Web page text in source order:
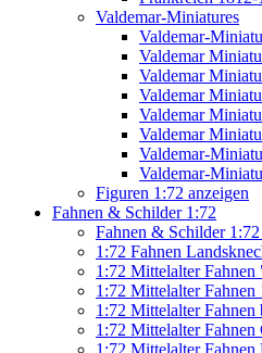
Valdemar-Miniatures
Valdemar-
Valdemar
Valdemar
Valdemar
Valdemar
Valdemar
Valdemar-
Valdemar-
Figuren 1:72 anzeigen
Fahnen & Schilder 1:72
Fahnen & Schilder 1:72
1:72 Fahnen
1:72 Mittelalter
1:72 Mittelalter Fahnen
1:72 Mittelalter Fahnen
1:72 Mittelalter
1:72 Mittelalter Fahnen